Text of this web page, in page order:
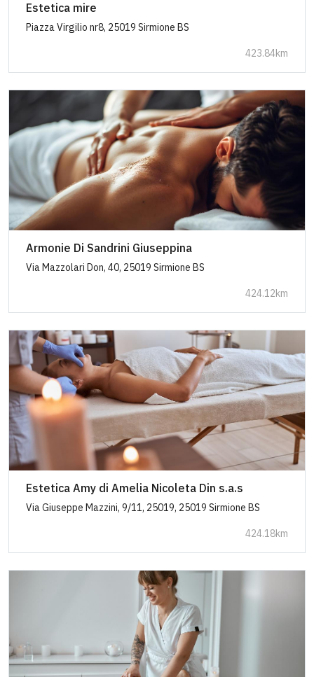
Estetica mire
Piazza Virgilio nr8, 25019 Sirmione BS
423.84km
Armonie Di Sandrini Giuseppina
Via Mazzolari Don, 40, 25019 Sirmione BS
424.12km
Estetica Amy di Amelia Nicoleta Din s.a.s
Via Giuseppe Mazzini, 9/11, 25019, 25019 Sirmione BS
424.18km